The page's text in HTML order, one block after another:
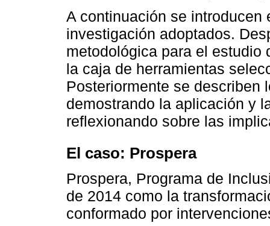
A continuación se
investigación adoptados.
metodológica para el estudio
la caja de herramientas
Posteriormente se describen
demostrando la aplicación y
reflexionando sobre las
El caso: Prospera
Prospera, Programa de
de 2014 como la
conformado por